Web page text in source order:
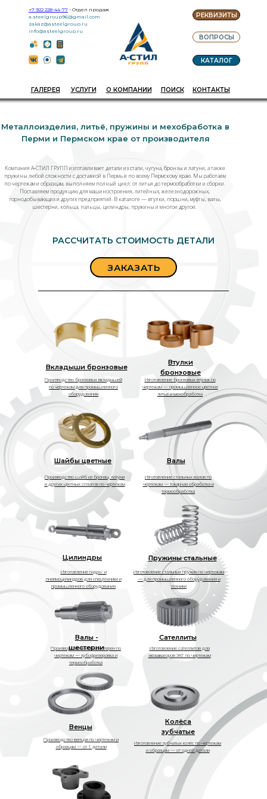
РЕКВИЗИТЫ
ВОПРОСЫ
ГАЛЕРЕЯ О КОМПАНИИ ПОИСК
+7 922 228-44-77 - Отдел продаж
a.steelgroup96@gmail.com
zakaz@asteelgroup.ru
info@asteelgroup.ru
КАТАЛОГ
УСЛУГИ КОНТАКТЫ
Вкладыши бронзовые
Втулки
бронзовые
Шайбы цветные Валы
Производство бронзовых вкладышей
по чертежам для промышленного
оборудования
Изготовление бронзовых втулок по
чертежам — промышленное цветное
литьё и мехобработка
Производство шайб из бронзы, латуни
и других цветных сплавов по чертежам
Изготовление стальных валов по
чертежам — токарная обработка и
термообработка
Цилиндры Пружины стальные
Валы -
шестерни
Сателлиты
Изготовление гидро- и
пневмоцилиндров для спецтехники и
промышленного оборудования
Изготовление стальных пружин по чертежам
— для промышленного оборудования и
техники
Производство валов‑шестерен по
чертежам — зубофрезеровка и
термообработка
Изготовление сателлитов для
экскаваторов ЭКГ по чертежам
Венцы
Колёса
зубчатые
Производство венцов по чертежам и
образцам — от 1 детали
Изготовление зубчатых колёс по чертежам
и образцам — от одной детали
ЗАКАЗАТЬ
РАССЧИТАТЬ СТОИМОСТЬ ДЕТАЛИ
Металлоизделия, литьё, пружины и мехобработка в
Перми и Пермском крае от производителя
Компания А‑СТИЛ ГРУПП изготавливает детали из стали, чугуна, бронзы и латуни, а также
пружины любой сложности с доставкой в Пермь и по всему Пермскому краю. Мы работаем
по чертежам и образцам, выполняем полный цикл: от литья до термообработки и сборки.
Поставляем продукцию для машиностроения, литейных, железнодорожных,
горнодобывающих и других предприятий. В каталоге — втулки, поршни, муфты, валы,
шестерни, кольца, пальцы, цилиндры, пружины и многое другое.